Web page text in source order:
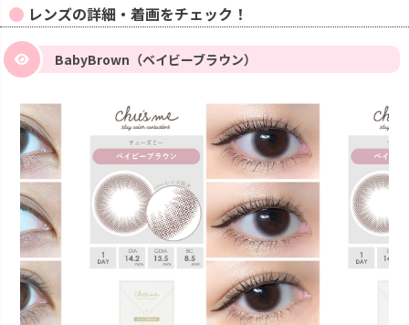
レンズの詳細・着画をチェック！
BabyBrown（ベイビーブラウン）